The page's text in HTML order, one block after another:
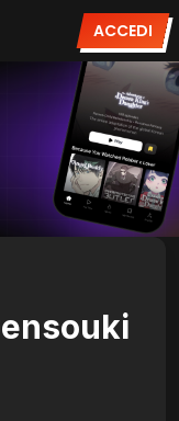
ACCEDI